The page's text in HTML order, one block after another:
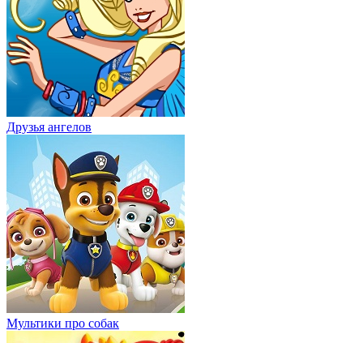
Друзья ангелов
Мультики про собак